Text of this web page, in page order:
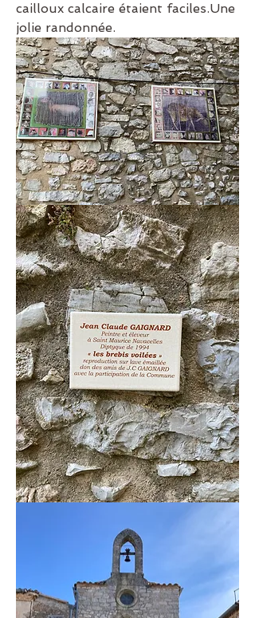
cailloux calcaire étaient faciles.Une
jolie randonnée.